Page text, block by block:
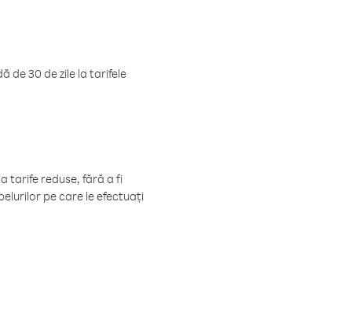
de 30 de zile la tarifele
tarife reduse, fără a fi
pe care le efectuați